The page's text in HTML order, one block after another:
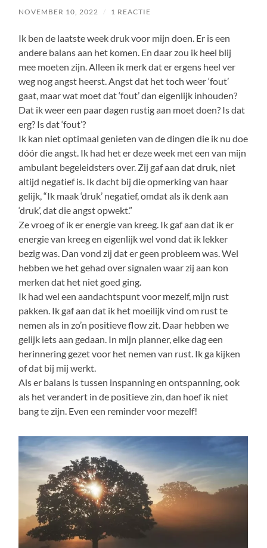
NOVEMBER 10, 2022 / 1 REACTIE
Ik ben de laatste week druk voor mijn doen. Er is een
andere balans aan het komen. En daar zou ik heel blij
mee moeten zijn. Alleen ik merk dat er ergens heel ver
weg nog angst heerst. Angst dat het toch weer ‘fout’
gaat, maar wat moet dat ‘fout’ dan eigenlijk inhouden?
Dat ik weer een paar dagen rustig aan moet doen? Is dat
erg? Is dat ‘fout’?
Ik kan niet optimaal genieten van de dingen die ik nu doe
dóór die angst. Ik had het er deze week met een van mijn
ambulant begeleidsters over. Zij gaf aan dat druk, niet
altijd negatief is. Ik dacht bij die opmerking van haar
gelijk, “Ik maak ‘druk’ negatief, omdat als ik denk aan
‘druk’, dat die angst opwekt.”
Ze vroeg of ik er energie van kreeg. Ik gaf aan dat ik er
energie van kreeg en eigenlijk wel vond dat ik lekker
bezig was. Dan vond zij dat er geen probleem was. Wel
hebben we het gehad over signalen waar zij aan kon
merken dat het niet goed ging.
Ik had wel een aandachtspunt voor mezelf, mijn rust
pakken. Ik gaf aan dat ik het moeilijk vind om rust te
nemen als in zo’n positieve flow zit. Daar hebben we
gelijk iets aan gedaan. In mijn planner, elke dag een
herinnering gezet voor het nemen van rust. Ik ga kijken
of dat bij mij werkt.
Als er balans is tussen inspanning en ontspanning, ook
als het verandert in de positieve zin, dan hoef ik niet
bang te zijn. Even een reminder voor mezelf!